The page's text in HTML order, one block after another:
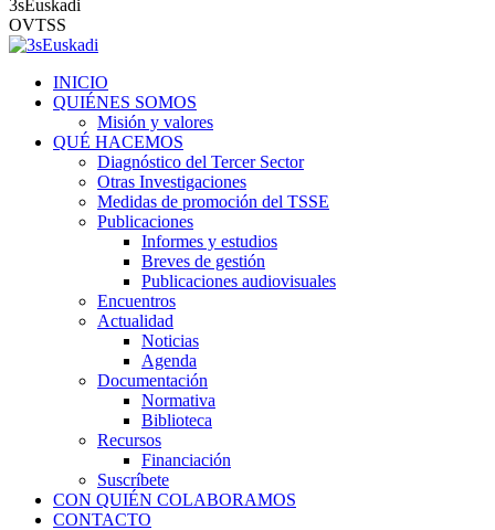
3sEuskadi
OVTSS
INICIO
QUIÉNES SOMOS
Misión y valores
QUÉ HACEMOS
Diagnóstico del Tercer Sector
Otras Investigaciones
Medidas de promoción del TSSE
Publicaciones
Informes y estudios
Breves de gestión
Publicaciones audiovisuales
Encuentros
Actualidad
Noticias
Agenda
Documentación
Normativa
Biblioteca
Recursos
Financiación
Suscríbete
CON QUIÉN COLABORAMOS
CONTACTO